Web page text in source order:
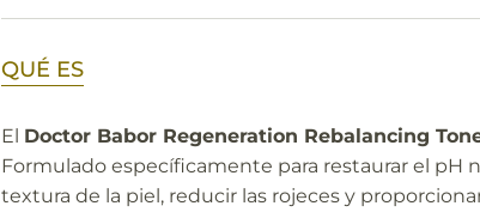
QUÉ ES
El Doctor Babor Regeneration Rebalancing
Formulado específicamente para restaurar el pH
textura de la piel, reducir las rojeces y